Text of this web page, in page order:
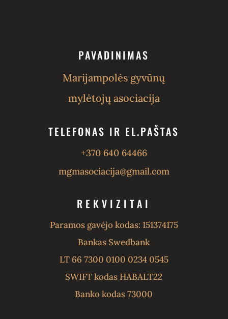
PAVADINIMAS
Marijampolės gyvūnų
mylėtojų asociacija
TELEFONAS IR EL.PAŠTAS
+370 640 64466
mgmasociacija@gmail.com
REKVIZITAI
Paramos gavėjo kodas: 151374175
Bankas Swedbank
LT 66 7300 0100 0234 0545
SWIFT kodas HABALT22
Banko kodas 73000